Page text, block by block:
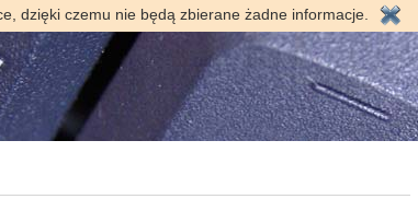
dzięki czemu nie będą zbierane żadne informacje.